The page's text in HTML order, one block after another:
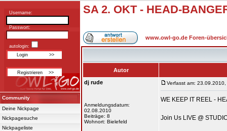
Username:
Passwort:
autologin:
Community
Deine Nickpage
Nickpagesuche
Nickpageliste
SA 2. OKT - HEAD-
www.owl-go.de Foren-
Autor
dj rude
Anmeldungsdatum:
02.08.2010
Beiträge: 8
Wohnort: Bielefeld
Verfasst am:
WE KEEP IT REEL -
Join Us LIVE @